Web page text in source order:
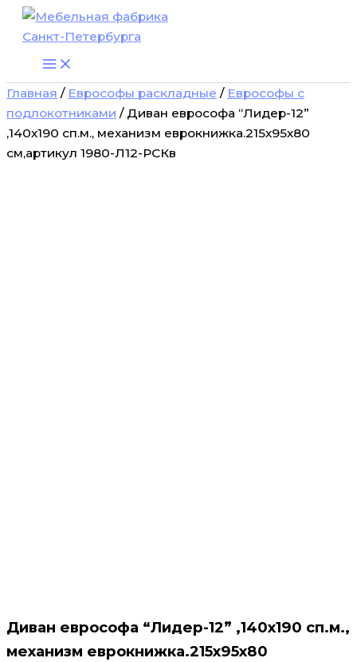
Перейти
Главная / Еврософы раскладные / Еврософы с
подлокотниками / Диван еврософа “Лидер-12”
,140х190 сп.м., механизм еврокнижка.215х95х80
см,артикул 1980-Л12-РСКв
Диван еврософа “Лидер-12” ,140х190 сп.м.,
механизм еврокнижка.215х95х80
Количество
товара
Диван
“Лидер-12”
,140х190
сп.м.,
механизм
еврокнижка.215х95х80
см,артикул